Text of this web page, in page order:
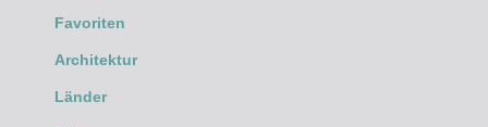
Favoriten
Architektur
Länder